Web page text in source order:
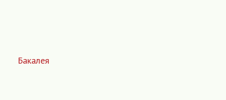
Бакалея